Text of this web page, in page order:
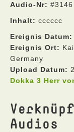
Audio-Nr: #3146
Inhalt: cccccc
Ereignis Datum:
Ereignis Ort:
Germany
Upload Datum:
Dokka 3 Herr
Audios